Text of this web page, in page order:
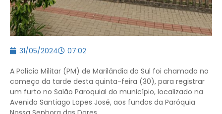
31/05/2024 07:02
A Polícia Militar (PM) de Marilândia do Sul foi chamada no
começo da tarde desta quinta-feira (30), para registrar
um furto no Salão Paroquial do município, localizado na
Avenida Santiago Lopes José, aos fundos da Paróquia